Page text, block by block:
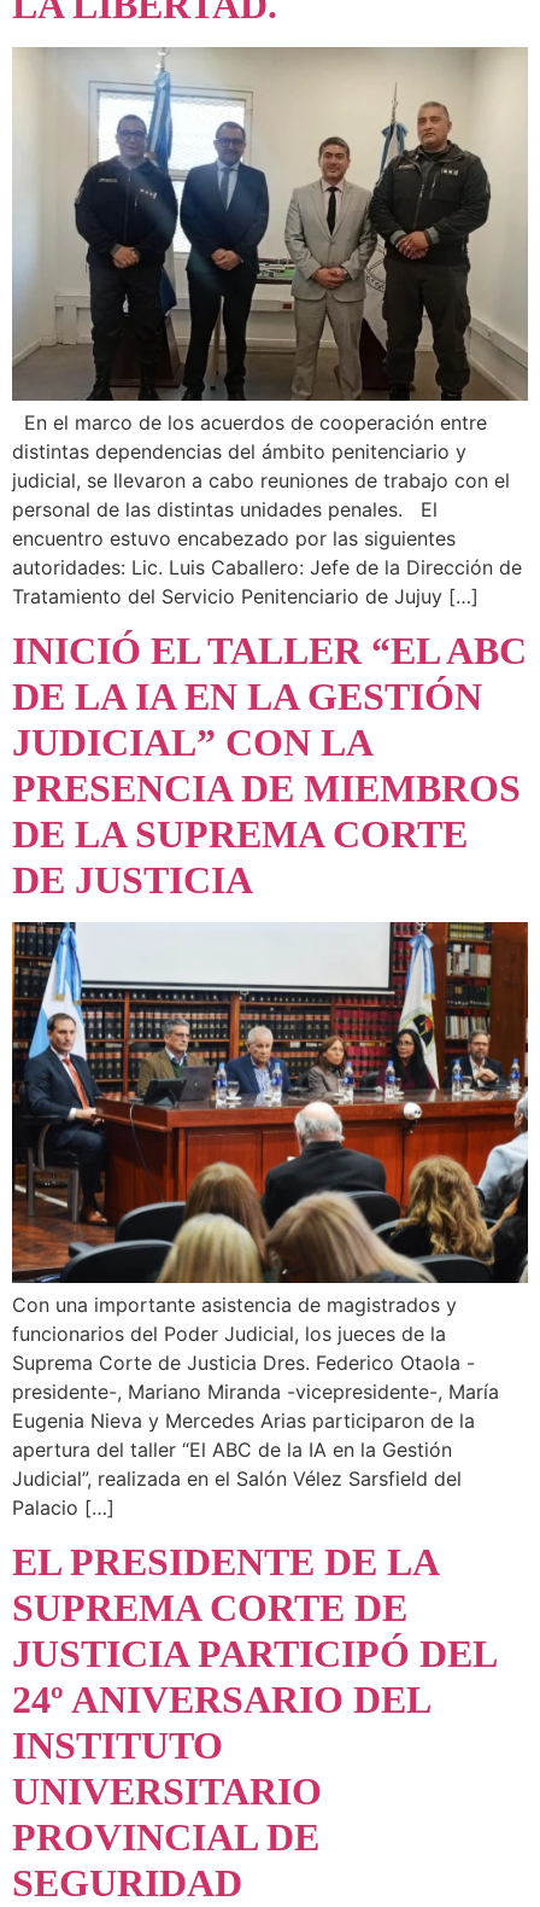
En el marco de los acuerdos de cooperación entre
distintas dependencias del ámbito penitenciario y
judicial, se llevaron a cabo reuniones de trabajo con el
personal de las distintas unidades penales. El
encuentro estuvo encabezado por las siguientes
autoridades: Lic. Luis Caballero: Jefe de la Dirección de
Tratamiento del Servicio Penitenciario de Jujuy […]
INICIÓ EL TALLER “EL ABC
DE LA IA EN LA GESTIÓN
JUDICIAL” CON LA
PRESENCIA DE MIEMBROS
DE LA SUPREMA CORTE
DE JUSTICIA
Con una importante asistencia de magistrados y
funcionarios del Poder Judicial, los jueces de la
Suprema Corte de Justicia Dres. Federico Otaola -
presidente-, Mariano Miranda -vicepresidente-, María
Eugenia Nieva y Mercedes Arias participaron de la
apertura del taller “El ABC de la IA en la Gestión
Judicial”, realizada en el Salón Vélez Sarsfield del
Palacio […]
EL PRESIDENTE DE LA
SUPREMA CORTE DE
JUSTICIA PARTICIPÓ DEL
24º ANIVERSARIO DEL
INSTITUTO
UNIVERSITARIO
PROVINCIAL DE
SEGURIDAD